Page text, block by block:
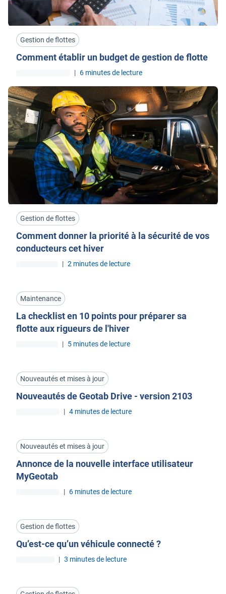
Gestion de flottes
Comment établir un budget de gestion de flotte
| 6 minutes de lecture
Gestion de flottes
Comment donner la priorité à la sécurité de vos
conducteurs cet hiver
| 2 minutes de lecture
Maintenance
La checklist en 10 points pour préparer sa
flotte aux rigueurs de l'hiver
| 5 minutes de lecture
Nouveautés et mises à jour
Nouveautés de Geotab Drive - version 2103
| 4 minutes de lecture
Nouveautés et mises à jour
Annonce de la nouvelle interface utilisateur
MyGeotab
| 6 minutes de lecture
Gestion de flottes
Qu’est-ce qu’un véhicule connecté ?
| 3 minutes de lecture